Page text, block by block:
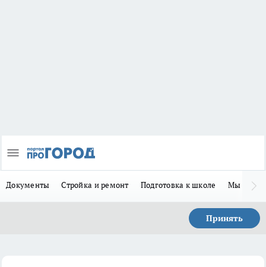
Документы Стройка и ремонт Подготовка к школе Мы в MAX
Принять